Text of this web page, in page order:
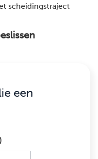
scheidingstraject
een